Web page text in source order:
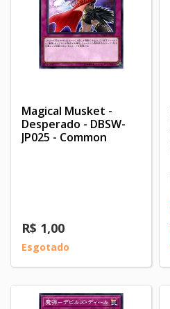
Magical Musket -
Desperado - DBSW-
JP025 - Common
R$ 1,00
Esgotado